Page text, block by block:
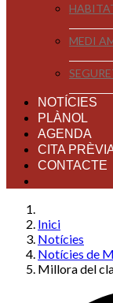
MEDI
NOTÍCIES
PLÀNOL
AGENDA
CITA
CONTACTE
Inici
Notícies
Notícies de
Millora del